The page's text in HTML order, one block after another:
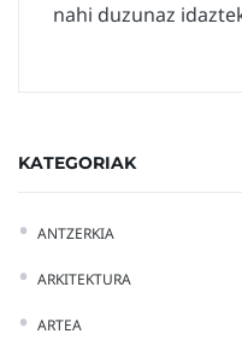
nahi duzunaz
KATEGORIAK
ANTZERKIA
ARKITEKTURA
ARTEA